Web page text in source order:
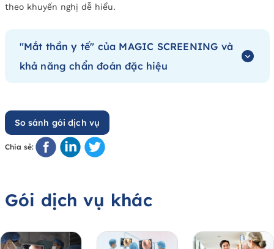
theo khuyến nghị dễ hiểu.
"Mắt thần y tế" của MAGIC SCREENING và
khả năng chẩn đoán đặc hiệu
So sánh gói dịch vụ
Chia sẻ:
Gói dịch vụ khác